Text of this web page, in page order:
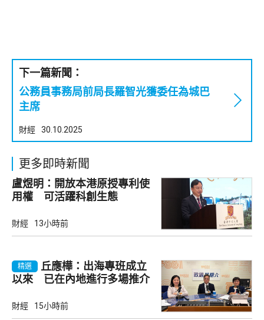
下一篇新聞：
公務員事務局前局長羅智光獲委任為城巴
主席
財經 30.10.2025
更多即時新聞
盧煜明：開放本港原授專利使
用權 可活躍科創生態
財經 13小時前
精選
丘應樺：出海專班成立
以來 已在內地進行多場推介
財經 15小時前